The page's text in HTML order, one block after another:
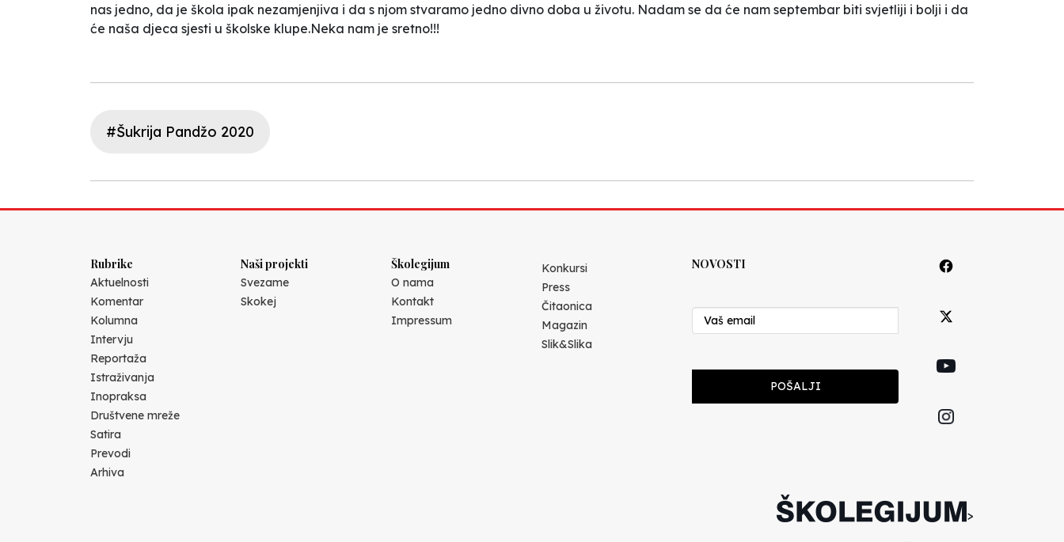
nas jedno, da je škola ipak nezamjenjiva i da s njom stvaramo jedno divno doba u životu. Nadam se da će nam septembar biti svjetliji i bolji i da
će naša djeca sjesti u školske klupe.Neka nam je sretno!!!
#Šukrija Pandžo 2020
Rubrike
Aktuelnosti
Komentar
Kolumna
Intervju
Reportaža
Istraživanja
Inopraksa
Društvene mreže
Satira
Prevodi
Arhiva
Naši projekti
Svezame
Skokej
Školegijum
O nama
Kontakt
Impressum
Konkursi
Press
Čitaonica
Magazin
Slik&Slika
NOVOSTI
POŠALJI
>